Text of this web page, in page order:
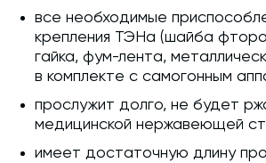
все необходимые
крепления ТЭНа (шайба
гайка, фум-лента,
в комплекте с самогонным
прослужит долго, не будет
медицинской нержавеющей
имеет достаточную длину